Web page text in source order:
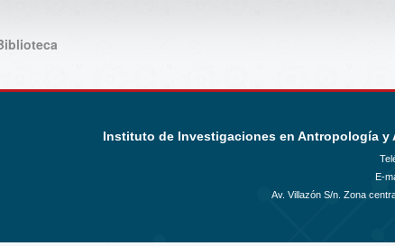
Instituto de Investigaciones en Antropología y
E-
Av. Villazón S/n. Zona